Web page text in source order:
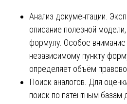
Анализ документации.
описание полезной
формулу. Особое внимание
независимому пункту
определяет объём
Поиск аналогов. Для
поиск по патентным базам